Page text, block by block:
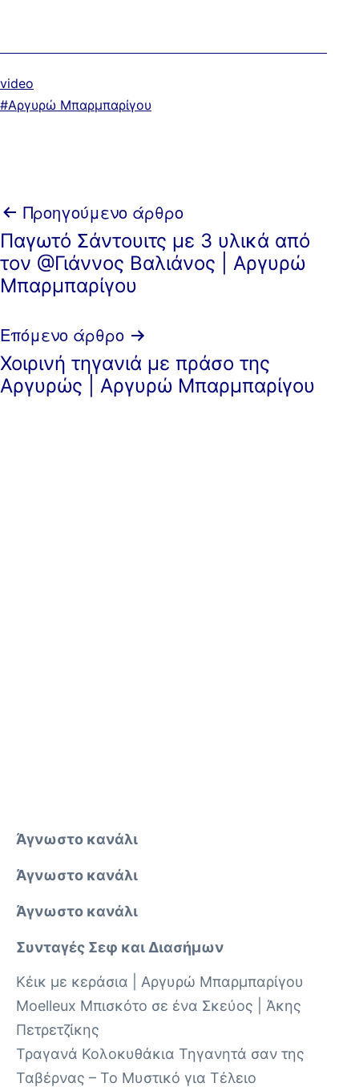
Κατηγοριοποιημένα
ως
video
ΜεΑργυρώ Μπαρμπαρίγου
Πλοήγηση
άρθρων
Προηγούμενο άρθρο
Παγωτό Σάντουιτς με 3 υλικά από
τον @Γιάννος Βαλιάνος | Αργυρώ
Μπαρμπαρίγου
Επόμενο άρθρο
Χοιρινή τηγανιά με πράσο της
Αργυρώς | Αργυρώ Μπαρμπαρίγου
Άγνωστο κανάλι
Άγνωστο κανάλι
Άγνωστο κανάλι
Συνταγές Σεφ και Διασήμων
Κέικ με κεράσια | Αργυρώ Μπαρμπαρίγου
Moelleux Μπισκότο σε ένα Σκεύος | Άκης
Πετρετζίκης
Τραγανά Κολοκυθάκια Τηγανητά σαν της
Ταβέρνας – Το Μυστικό για Τέλειο